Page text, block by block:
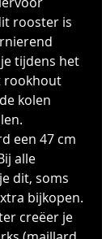
rooster is
tijdens het
rookhout
kolen
een 47 cm
alle
dit, soms
bijkopen.
creëer je